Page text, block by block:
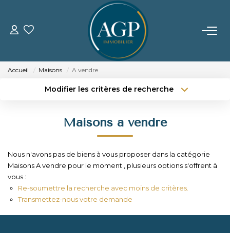
ACHETER
Nos Biens Vendus
LOUER
GERER
Accueil Maisons A vendre
Modifier les critères de recherche
Budget max Plus de critères
Maisons a vendre
Nous n'avons pas de biens à vous proposer dans la catégorie
Maisons A vendre pour le moment , plusieurs options s'offrent à
vous :
Re-soumettre la recherche avec moins de critères.
Transmettez-nous votre demande